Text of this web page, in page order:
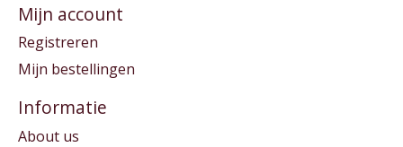
Mijn account
Registreren
Mijn bestellingen
Informatie
About us